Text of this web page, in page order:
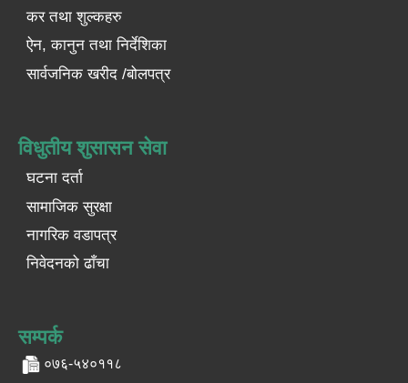
कर तथा शुल्कहरु
ऐन, कानुन तथा निर्देशिका
सार्वजनिक खरीद /बोलपत्र
विधुतीय शुसासन सेवा
घटना दर्ता
सामाजिक सुरक्षा
नागरिक वडापत्र
निवेदनको ढाँचा
सम्पर्क
०७६-५४०११८